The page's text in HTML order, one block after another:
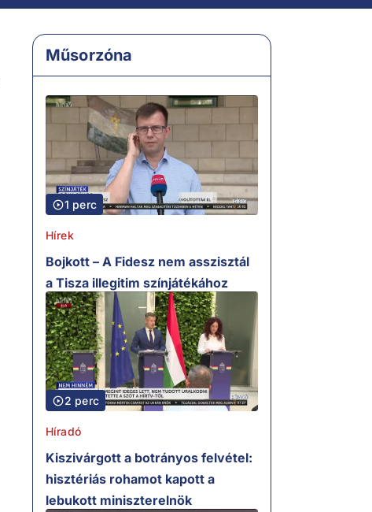
Műsorzóna
1 perc
Hírek
Bojkott – A Fidesz nem asszisztál
a Tisza illegitim színjátékához
2 perc
Híradó
Kiszivárgott a botrányos felvétel:
hisztériás rohamot kapott a
lebukott miniszterelnök